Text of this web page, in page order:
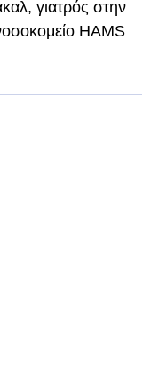
γιατρός στην
HAMS